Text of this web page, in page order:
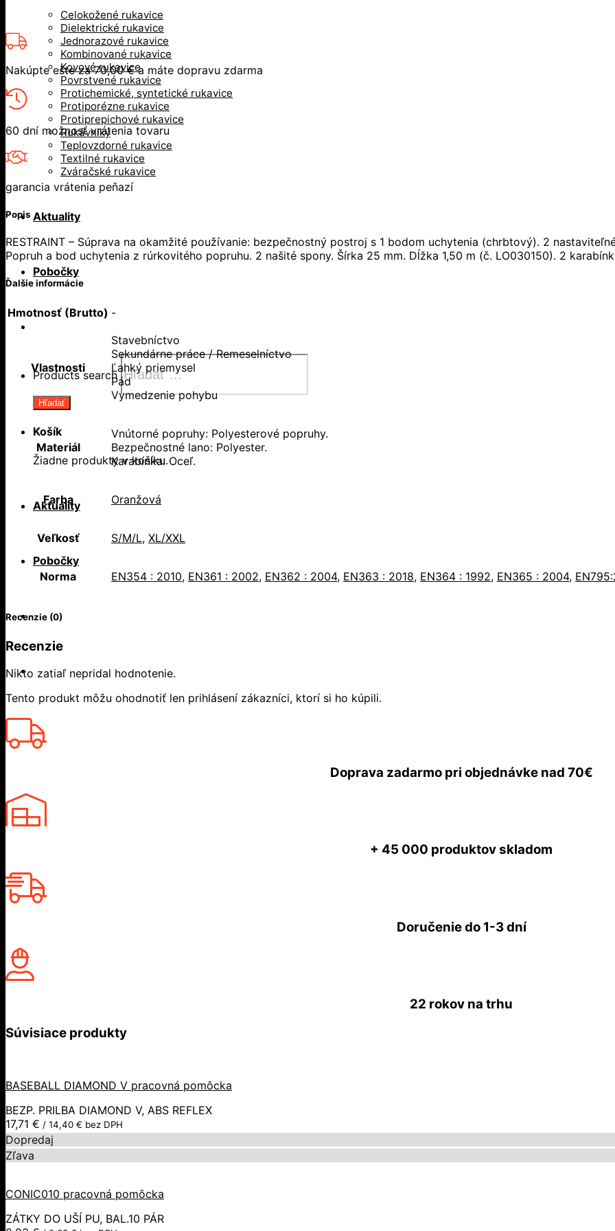
Celokožené rukavice
Dielektrické rukavice
Jednorazové rukavice
Kombinované rukavice
Kovové rukavice
Povrstvené rukavice
Protichemické, syntetické rukavice
Protiporézne rukavice
Protiprepichové rukavice
Rukávniky
Teplovzdorné rukavice
Textilné rukavice
Zváračské rukavice
Aktuality
Pobočky
Products search
Hľadať
Košík
Žiadne produkty v košíku.
Aktuality
Pobočky
Nakúpte ešte za70,00€a máte dopravu zdarma
60 dní možnosť vrátenia tovaru
garancia vrátenia peňazí
Popis
RESTRAINT – Súprava na okamžité používanie: bezpečnostný postroj s 1 bodom uchytenia (chrbtový). 2
Popruh a bod uchytenia z rúrkovitého popruhu. 2 našité spony. Šírka 25 mm. Dĺžka 1,50 m (č. LO030150). 2
Ďalšie informácie
Hmotnosť (Brutto) -
Vlastnosti
Stavebníctvo
Sekundárne práce / Remeselníctvo
Ľahký priemysel
Pád
Vymedzenie pohybu
Materiál
Vnútorné popruhy: Polyesterové popruhy.
Bezpečnostné lano: Polyester.
Karabínka: Oceľ.
Farba Oranžová
Veľkosť S/M/L, XL/XXL
Norma EN354 : 2010, EN361 : 2002, EN362 : 2004, EN363 : 2018, EN364 : 1992, EN365 : 2004,
Recenzie (0)
Recenzie
Nikto zatiaľ nepridal hodnotenie.
Tento produkt môžu ohodnotiť len prihlásení zákazníci, ktorí si ho kúpili.
Doprava zadarmo pri objednávke nad 70€
+ 45 000 produktov skladom
Doručenie do1-3 dní
22 rokov na trhu
Súvisiace produkty
BASEBALL DIAMOND V pracovná pomôcka
BEZP. PRILBA DIAMOND V, ABS REFLEX
17,71 € / 14,40 € bez DPH
Dopredaj
Zľava
CONIC010 pracovná pomôcka
ZÁTKY DO UŠÍ PU, BAL.10 PÁR